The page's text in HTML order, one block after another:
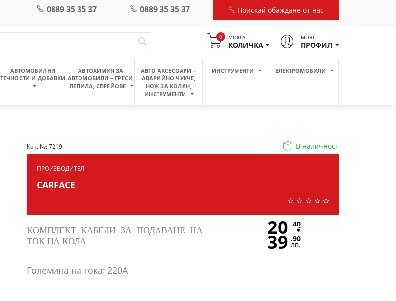
0889 35 35 37 0889 35 35 37 Поискай обаждане от нас
0 МОЯТА
КОЛИЧКА
МОЯТ
ПРОФИЛ
АВТОМОБИЛНИ
ТЕЧНОСТИ И ДОБАВКИ
АВТОХИМИЯ ЗА
АВТОМОБИЛИ – ГРЕСИ,
ЛЕПИЛА, СПРЕЙОВЕ
АВТО АКСЕСОАРИ –
АВАРИЙНО ЧУКЧЕ,
НОЖ ЗА КОЛАН,
ИНСТРУМЕНТИ
ИНСТРУМЕНТИ ЕЛЕКТРОМОБИЛИ
Кат. №: 7219 В наличност
ПРОИЗВОДИТЕЛ
CARFACE
КОМПЛЕКТ КАБЕЛИ ЗА ПОДАВАНЕ НА
ТОК НА КОЛА
Големина на тока: 220A
20 .40
€
39 .90
лв.